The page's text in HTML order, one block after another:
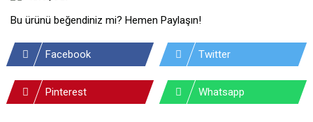
Bu ürünü beğendiniz mi? Hemen Paylaşın!
Facebook Twitter
Pinterest Whatsapp